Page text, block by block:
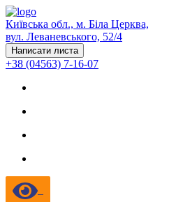
Київська обл., м. Біла Церква,
вул. Леваневського, 52/4
Написати листа
+38 (04563) 7-16-07